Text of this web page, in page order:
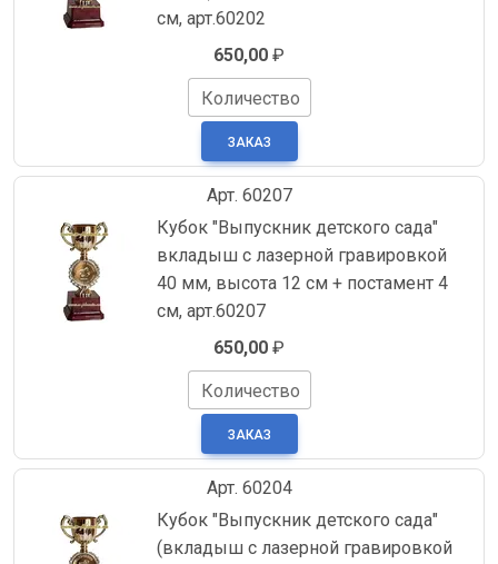
см, арт.60202
650,00 ₽
Количество
Арт. 60207
Кубок "Выпускник детского сада"
вкладыш с лазерной гравировкой
40 мм, высота 12 см + постамент 4
см, арт.60207
650,00 ₽
Количество
Арт. 60204
Кубок "Выпускник детского сада"
(вкладыш с лазерной гравировкой